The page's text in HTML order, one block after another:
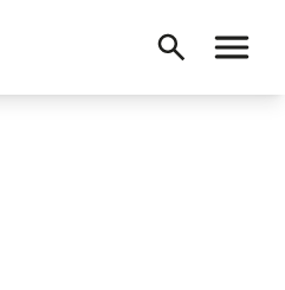
Recherche
Menu